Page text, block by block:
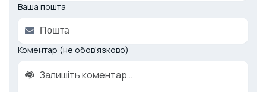
Ваша пошта
Коментар (не обов’язково)